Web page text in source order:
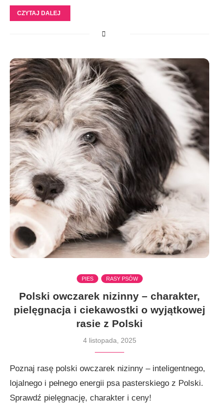
CZYTAJ DALEJ
PIES RASY PSÓW
Polski owczarek nizinny – charakter,
pielęgnacja i ciekawostki o wyjątkowej
rasie z Polski
4 listopada, 2025
Poznaj rasę polski owczarek nizinny – inteligentnego,
lojalnego i pełnego energii psa pasterskiego z Polski.
Sprawdź pielęgnację, charakter i ceny!